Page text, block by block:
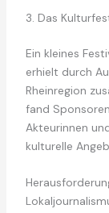
3. Das
Ein kleines
erhielt durch
Rheinregion
fand
Akteurinnen
kulturelle